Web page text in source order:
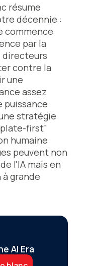
résume
décennie :
commence
par la
directeurs
contre la
une
assez
puissance
stratégie
first”
humaine
peuvent non
l'IA mais en
grande
AI Era